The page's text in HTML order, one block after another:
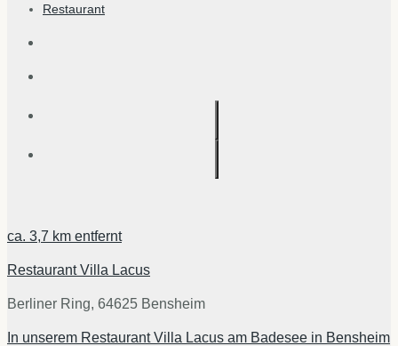
Restaurant
ca. 3,7 km entfernt
Restaurant Villa Lacus
Berliner Ring, 64625 Bensheim
In unserem Restaurant Villa Lacus am Badesee in Bensheim